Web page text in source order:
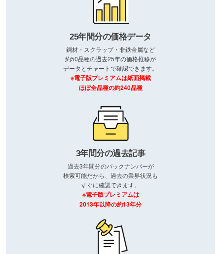
25年間分の価格データ
鋼材・スクラップ・非鉄金属など
約50品種の過去25年の価格推移が
データとチャートで確認できます。
※電子版プレミアムは紙面掲載
ほぼ全品種の約240品種
3年間分の過去記事
過去3年間分のバックナンバーが
検索可能だから、過去の業界状況も
すぐに確認できます。
※電子版プレミアムは
2013年以降の約13年分